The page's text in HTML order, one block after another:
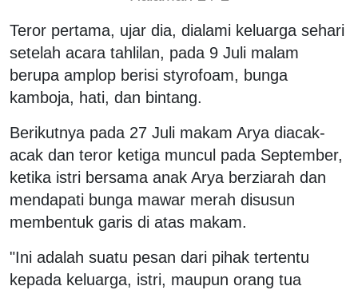
Teror pertama, ujar dia, dialami keluarga sehari
setelah acara tahlilan, pada 9 Juli malam
berupa amplop berisi styrofoam, bunga
kamboja, hati, dan bintang.
Berikutnya pada 27 Juli makam Arya diacak-
acak dan teror ketiga muncul pada September,
ketika istri bersama anak Arya berziarah dan
mendapati bunga mawar merah disusun
membentuk garis di atas makam.
"Ini adalah suatu pesan dari pihak tertentu
kepada keluarga, istri, maupun orang tua